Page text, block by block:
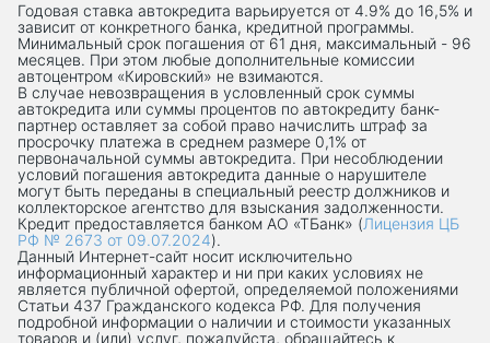
Годовая ставка автокредита варьируется от 4.9% до 16,5% и
зависит от конкретного банка, кредитной программы.
Минимальный срок погашения от 61 дня, максимальный - 96
месяцев. При этом любые дополнительные комиссии
автоцентром «Кировский» не взимаются.
В случае невозвращения в условленный срок суммы
автокредита или суммы процентов по автокредиту банк-
партнер оставляет за собой право начислить штраф за
просрочку платежа в среднем размере 0,1% от
первоначальной суммы автокредита. При несоблюдении
условий погашения автокредита данные о нарушителе
могут быть переданы в специальный реестр должников и
коллекторское агентство для взыскания задолженности.
Кредит предоставляется банком АО «ТБанк» (Лицензия ЦБ
РФ № 2673 от 09.07.2024).
Данный Интернет-сaйт носит исключительно
информационный характер и ни при каких условиях не
является публичной офертой, определяемой положениями
Статьи 437 Гражданского кодекса РФ. Для получения
подробной информации о наличии и стоимости указанных
товаров и (или) услуг, пожалуйста, обращайтесь к